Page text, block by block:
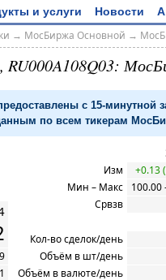
и услуги Новости
→ МосБиржа Основной →
с 15-минутной
по всем тикерам
Изм
+0.13
Мин – Макс
100.00
Срвзв
Кол-во сделок/день
Объём в шт/день
Объём в валюте/день